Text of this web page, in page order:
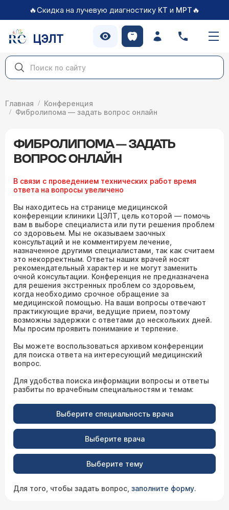
🔥Скидка на лучевую диагностику КТ и МРТ🔥
ЦЭЛТ
Главная
Конференция
Фибролипома — задать вопрос онлайн
ФИБРОЛИПОМА — ЗАДАТЬ
ВОПРОС ОНЛАЙН
В связи с проведением технических работ время
ответа на вопросы увеличено
Вы находитесь на странице медицинской
конференции клиники ЦЭЛТ, цель которой — помочь
вам в выборе специалиста или пути решения проблем
со здоровьем. Мы не оказываем заочных
консультаций и не комментируем лечение,
назначенное другими специалистами, так как считаем
это некорректным. Ответы наших врачей носят
рекомендательный характер и не могут заменить
очной консультации. Конференция не предназначена
для решения экстренных проблем со здоровьем,
когда необходимо срочное обращение за
медицинской помощью. На ваши вопросы отвечают
практикующие врачи, ведущие прием, поэтому
возможны задержки с ответами до нескольких дней.
Мы просим проявить понимание и терпение.
Вы можете воспользоваться архивом конференции
для поиска ответа на интересующий медицинский
вопрос.
Для удобства поиска информации вопросы и ответы
разбиты по врачебным специальностям и темам:
Выберите специальность врача
Выберите врача
Выберите тему
Для того, чтобы задать вопрос, заполните форму.